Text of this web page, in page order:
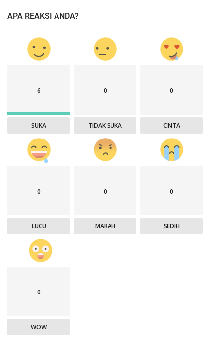
APA REAKSI ANDA?
6
SUKA
0
TIDAK SUKA
0
CINTA
0
LUCU
0
MARAH
0
SEDIH
0
WOW